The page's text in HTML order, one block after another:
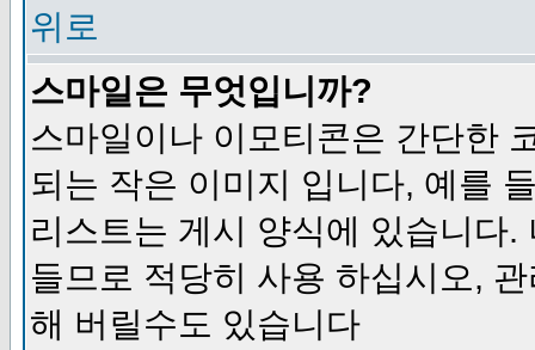
위로
스마일은 무엇입니까?
스마일이나 이모티콘은 간단한
되는 작은 이미지 입니다, 예를
리스트는 게시 양식에 있습니다
들므로 적당히 사용 하십시오,
해 버릴수도 있습니다